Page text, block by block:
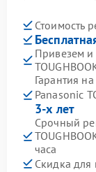
Стоимость
Привезем и
Гарантия
Panasonic
3-х лет
Срочный
часа
Скидка для